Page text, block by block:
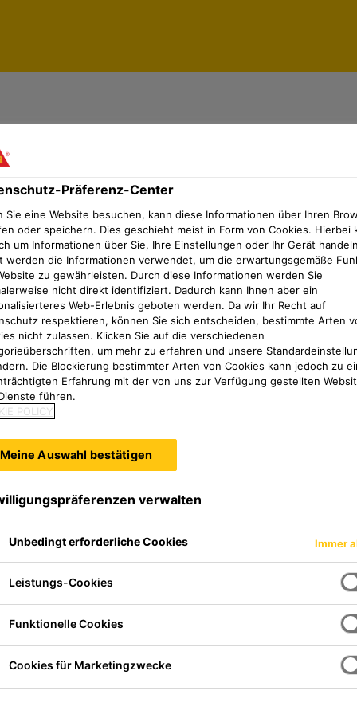
Tooling bieten wir EP-
Dimensionsstabilität
Formen oder
in Dichten von
eine hohe
Maßstabilität auf.
Lehren,
RIM-Formen und
Präferenz-Center
Sie eine Website besuchen, kann diese Informationen über Ihren
oder speichern. Dies geschieht meist in Form von Cookies. Hierbei
um Informationen über Sie, Ihre Einstellungen oder Ihr Gerät
werden die Informationen verwendet, um die erwartungsgemäße
zu gewährleisten. Durch diese Informationen werden Sie
nicht direkt identifiziert. Dadurch kann Ihnen aber ein
Web-Erlebnis geboten werden. Da wir Ihr Recht auf
respektieren, können Sie sich entscheiden, bestimmte Arten
nicht zulassen. Klicken Sie auf die verschiedenen
um mehr zu erfahren und unsere
Die Blockierung bestimmter Arten von Cookies kann jedoch zu
Erfahrung mit der von uns zur Verfügung gestellten
führen.
POLICY
Meine Auswahl bestätigen
verwalten
Unbedingt erforderliche Cookies Immer
Leistungs-Cookies
Funktionelle Cookies
Cookies für Marketingzwecke